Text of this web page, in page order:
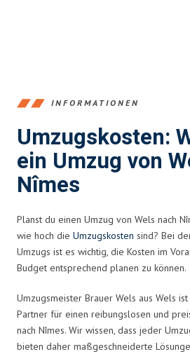
INFORMATIONEN
Umzugskosten:
ein Umzug von
Nîmes
Planst du einen Umzug von Wels nach
wie hoch die Umzugskosten sind? Bei
Umzugs ist es wichtig, die Kosten im
Budget entsprechend planen zu können.
Umzugsmeister Brauer Wels aus Wels
Partner für einen reibungslosen und
nach Nîmes. Wir wissen, dass jeder
bieten daher maßgeschneiderte